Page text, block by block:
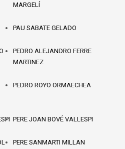
MARGELÍ
PAU SABATE GELADO
PEDRO ALEJANDRO FERRE
MARTINEZ
PEDRO ROYO ORMAECHEA
PERE JOAN BOVÉ VALLESPI
PERE SANMARTI MILLAN